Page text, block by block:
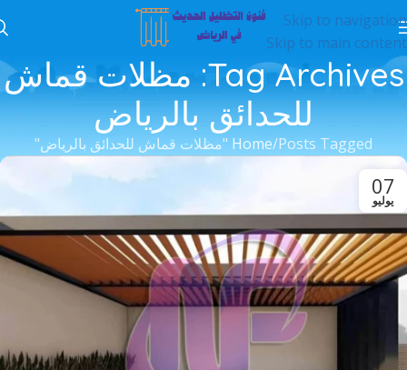
Skip to navigation
Skip to main content
Tag Archives: مظلات قماش
للحدائق بالرياض
Home Posts Tagged "مظلات قماش للحدائق بالرياض"
07
يوليو